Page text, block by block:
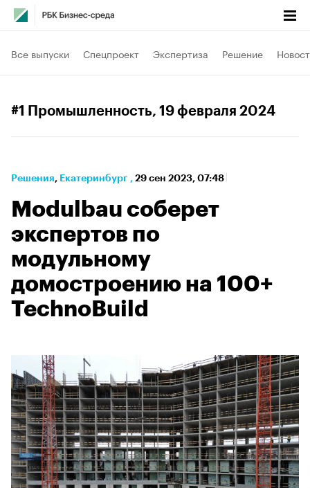
Все выпуски Спецпроект Экспертиза Решение
#1 Промышленность, 19 февраля 2024
Решения⁠, Екатеринбург , 29 сен 2023, 07:48
Modulbau соберет
экспертов по
модульному
домостроению на 100+
TechnoBuild